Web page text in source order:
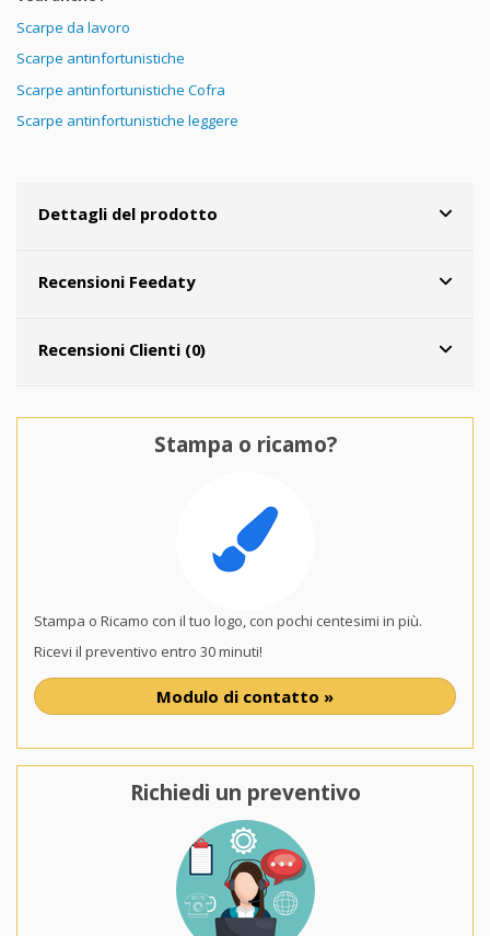
Scarpe da lavoro
Scarpe antinfortunistiche
Scarpe antinfortunistiche Cofra
Scarpe antinfortunistiche leggere
Dettagli del prodotto
Recensioni Feedaty
Recensioni Clienti (0)
Stampa o ricamo?
Stampa o Ricamo con il tuo logo, con pochi centesimi in più.
Ricevi il preventivo entro 30 minuti!
Modulo di contatto »
Richiedi un preventivo